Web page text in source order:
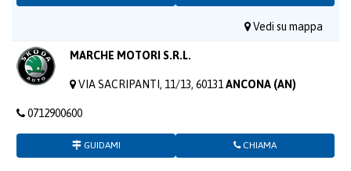
Vedi su mappa
MARCHE MOTORI S.R.L.
VIA SACRIPANTI, 11/13, 60131 ANCONA (AN)
0712900600
GUIDAMI CHIAMA